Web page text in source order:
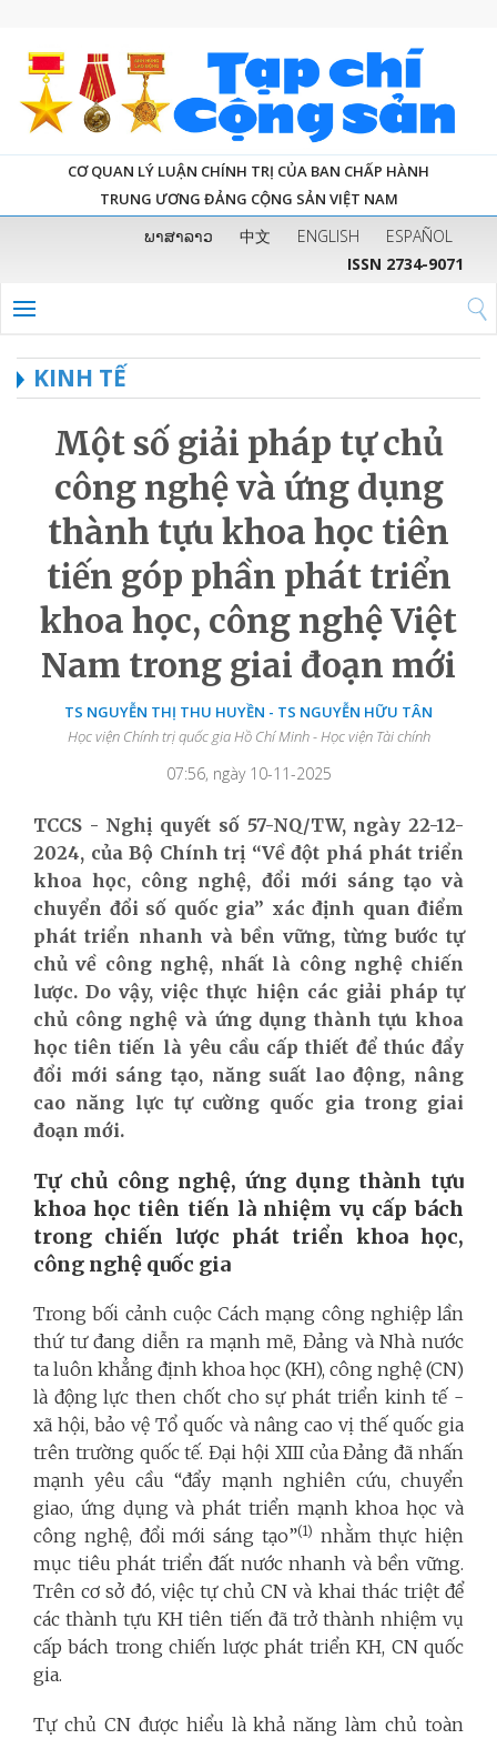
CƠ QUAN LÝ LUẬN CHÍNH TRỊ CỦA BAN CHẤP HÀNH
TRUNG ƯƠNG ĐẢNG CỘNG SẢN VIỆT NAM
ພາສາລາວ 中文 ENGLISH
ESPAÑOL
ISSN 2734-9071
KINH TẾ
Một số giải pháp tự chủ
công nghệ và ứng dụng
thành tựu khoa học tiên
tiến góp phần phát triển
khoa học, công nghệ Việt
Nam trong giai đoạn mới
TS NGUYỄN THỊ THU HUYỀN - TS NGUYỄN HỮU TÂN
Học viện Chính trị quốc gia Hồ Chí Minh - Học viện Tài chính
07:56, ngày 10-11-2025
TCCS - Nghị quyết số 57-NQ/TW, ngày 22-12-
2024, của Bộ Chính trị “Về đột phá phát triển
khoa học, công nghệ, đổi mới sáng tạo và
chuyển đổi số quốc gia” xác định quan điểm
phát triển nhanh và bền vững, từng bước tự
chủ về công nghệ, nhất là công nghệ chiến
lược. Do vậy, việc thực hiện các giải pháp tự
chủ công nghệ và ứng dụng thành tựu khoa
học tiên tiến là yêu cầu cấp thiết để thúc đẩy
đổi mới sáng tạo, năng suất lao động, nâng
cao năng lực tự cường quốc gia trong giai
đoạn mới.
Tự chủ công nghệ, ứng dụng thành tựu
khoa học tiên tiến là nhiệm vụ cấp bách
trong chiến lược phát triển khoa học,
công nghệ quốc gia
Trong bối cảnh cuộc Cách mạng công nghiệp lần
thứ tư đang diễn ra mạnh mẽ, Đảng và Nhà nước
ta luôn khẳng định khoa học (KH), công nghệ (CN)
là động lực then chốt cho sự phát triển kinh tế -
xã hội, bảo vệ Tổ quốc và nâng cao vị thế quốc gia
trên trường quốc tế. Đại hội XIII của Đảng đã nhấn
mạnh yêu cầu “đẩy mạnh nghiên cứu, chuyển
giao, ứng dụng và phát triển mạnh khoa học và
công nghệ, đổi mới sáng tạo”(1) nhằm thực hiện
mục tiêu phát triển đất nước nhanh và bền vững.
Trên cơ sở đó, việc tự chủ CN và khai thác triệt để
các thành tựu KH tiên tiến đã trở thành nhiệm vụ
cấp bách trong chiến lược phát triển KH, CN quốc
gia.
Tự chủ CN được hiểu là khả năng làm chủ toàn